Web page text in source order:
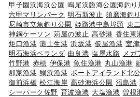
甲子園浜海浜公園 鳴尾浜臨海公園海釣り
六甲マリンパーク 明石新波止 須磨海釣
尼崎市立魚釣り公園 姫路港中島埠頭 東
神鋼ケーソン 苅屋の波止 高砂港 香住東
炬口漁港 灘土生港 浜坂港 仮屋漁港 室
明石海浜ベランダ 由良港 塩屋水路
メガ
竹野港 赤穂 伊保港 魚住漁港 丸山漁港
郡家漁港 鰯浜漁港 ポートアイランド北
御前浜橋 松江海岸 高砂海浜公園 沼島港
シーパーク佐野 育波漁港 大塩漁港 曽根